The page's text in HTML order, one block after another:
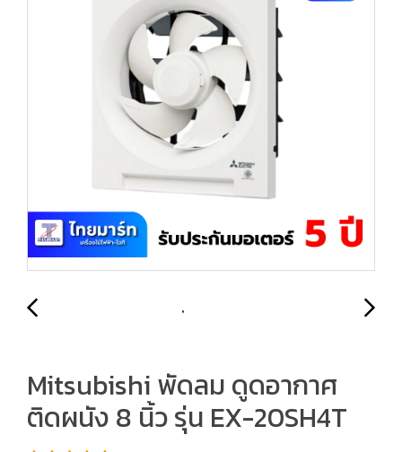
Mitsubishi พัดลม ดูดอากาศ
ติดผนัง 8 นิ้ว รุ่น EX-20SH4T